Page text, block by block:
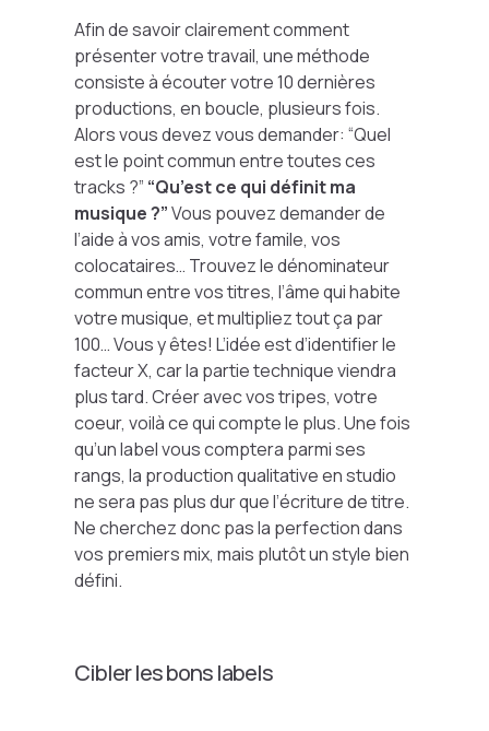
Afin de savoir clairement comment
présenter votre travail, une méthode
consiste à écouter votre 10 dernières
productions, en boucle, plusieurs fois.
Alors vous devez vous demander: “Quel
est le point commun entre toutes ces
tracks ?” “Qu’est ce qui définit ma
musique ?”Vous pouvez demander de
l’aide à vos amis, votre famile, vos
colocataires… Trouvez le dénominateur
commun entre vos titres, l’âme qui habite
votre musique, et multipliez tout ça par
100… Vous y êtes! L’idée est d’identifier le
facteur X, car la partie technique viendra
plus tard. Créer avec vos tripes, votre
coeur, voilà ce qui compte le plus. Une fois
qu’un label vous comptera parmi ses
rangs, la production qualitative en studio
ne sera pas plus dur que l’écriture de titre.
Ne cherchez donc pas la perfection dans
vos premiers mix, mais plutôt un style bien
défini.
Cibler les bons labels